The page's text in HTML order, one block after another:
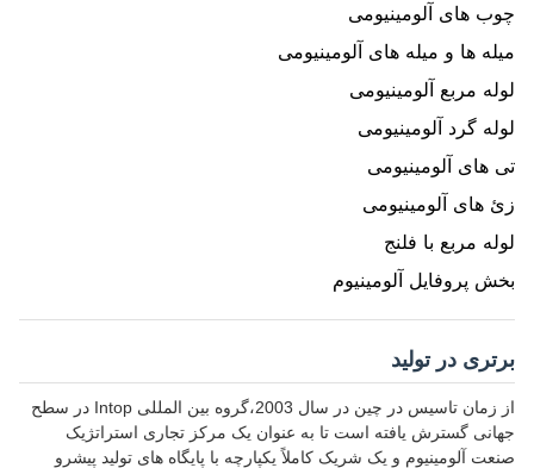
چوب های آلومینیومی
میله ها و میله های آلومینیومی
لوله مربع آلومینیومی
لوله گرد آلومینیومی
تی های آلومینیومی
زئ های آلومینیومی
لوله مربع با فلنج
بخش پروفایل آلومینیوم
برتری در تولید
از زمان تاسیس در چین در سال 2003،گروه بین المللی Intop در سطح
جهانی گسترش یافته است تا به عنوان یک مرکز تجاری استراتژیک
صنعت آلومینیوم و یک شریک کاملاً یکپارچه با پایگاه های تولید پیشرو